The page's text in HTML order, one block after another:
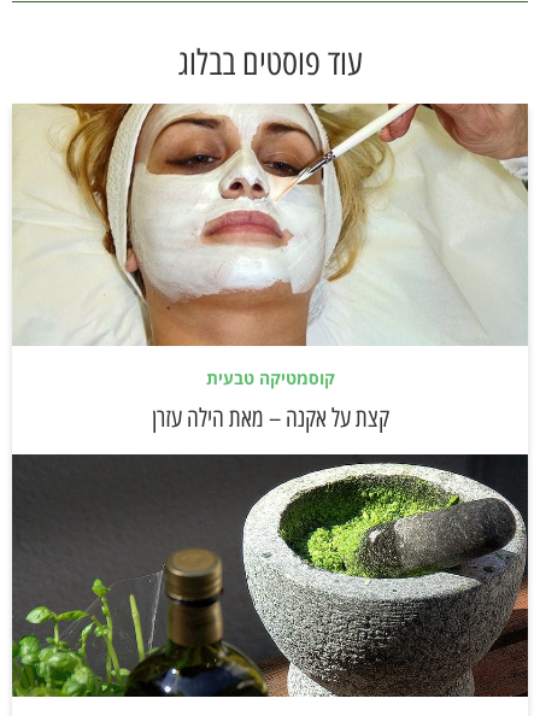
עוד פוסטים בבלוג
קוסמטיקה טבעית
קצת על אקנה – מאת הילה עזרן